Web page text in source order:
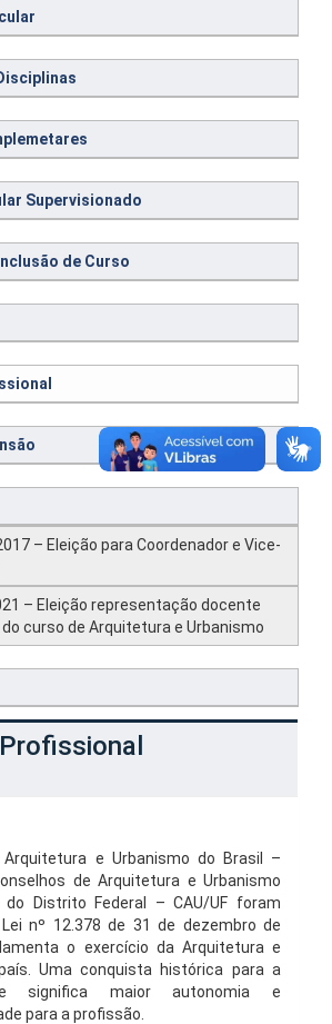
Supervisionado
de Curso
– Eleição para Coordenador e Vice-
– Eleição representação docente
do curso de Arquitetura e Urbanismo
Arquitetura e Urbanismo do Brasil –
de Arquitetura e Urbanismo
Distrito Federal – CAU/UF foram
nº 12.378 de 31 de dezembro de
o exercício da Arquitetura e
Uma conquista histórica para a
significa maior autonomia e
para a profissão.